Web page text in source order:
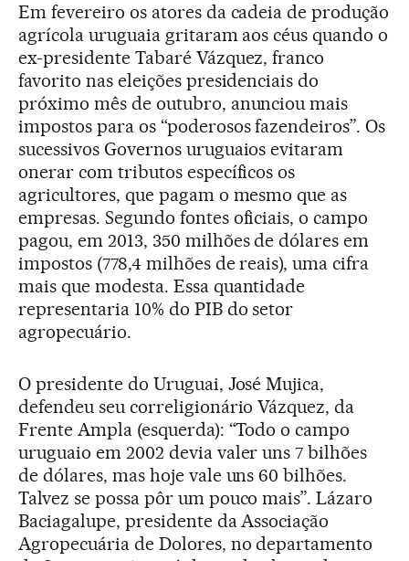
Em fevereiro os atores da cadeia de produção
agrícola uruguaia gritaram aos céus quando o
ex-presidente Tabaré Vázquez, franco
favorito nas eleições presidenciais do
próximo mês de outubro, anunciou mais
impostos para os “poderosos fazendeiros”. Os
sucessivos Governos uruguaios evitaram
onerar com tributos específicos os
agricultores, que pagam o mesmo que as
empresas. Segundo fontes oficiais, o campo
pagou, em 2013, 350 milhões de dólares em
impostos (778,4 milhões de reais), uma cifra
mais que modesta. Essa quantidade
representaria 10% do PIB do setor
agropecuário.
O presidente do Uruguai, José Mujica,
defendeu seu correligionário Vázquez, da
Frente Ampla (esquerda): “Todo o campo
uruguaio em 2002 devia valer uns 7 bilhões
de dólares, mas hoje vale uns 60 bilhões.
Talvez se possa pôr um pouco mais”. Lázaro
Baciagalupe, presidente da Associação
Agropecuária de Dolores, no departamento